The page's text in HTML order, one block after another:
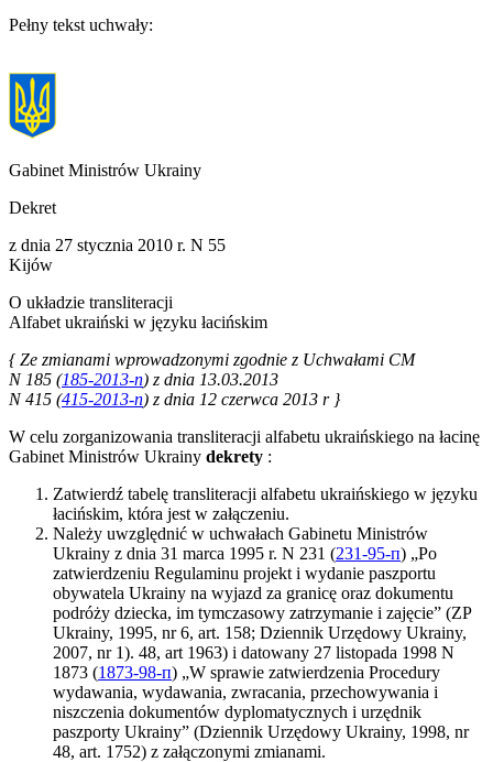
Pełny tekst uchwały:
Gabinet Ministrów Ukrainy
Dekret
z dnia 27 stycznia 2010 r. N 55
Kijów
O układzie transliteracji
Alfabet ukraiński w języku łacińskim
{ Ze zmianami wprowadzonymi zgodnie z Uchwałami CM
N 185 (185-2013-п) z dnia 13.03.2013
N 415 (415-2013-п) z dnia 12 czerwca 2013 r }
W celu zorganizowania transliteracji alfabetu ukraińskiego na łacinę
Gabinet Ministrów Ukrainy dekrety :
Zatwierdź tabelę transliteracji alfabetu ukraińskiego w języku
łacińskim, która jest w załączeniu.
Należy uwzględnić w uchwałach Gabinetu Ministrów
Ukrainy z dnia 31 marca 1995 r. N 231 (231-95-п) „Po
zatwierdzeniu Regulaminu projekt i wydanie paszportu
obywatela Ukrainy na wyjazd za granicę oraz dokumentu
podróży dziecka, im tymczasowy zatrzymanie i zajęcie” (ZP
Ukrainy, 1995, nr 6, art. 158; Dziennik Urzędowy Ukrainy,
2007, nr 1). 48, art 1963) i datowany 27 listopada 1998 N
1873 (1873-98-п) „W sprawie zatwierdzenia Procedury
wydawania, wydawania, zwracania, przechowywania i
niszczenia dokumentów dyplomatycznych i urzędnik
paszporty Ukrainy” (Dziennik Urzędowy Ukrainy, 1998, nr
48, art. 1752) z załączonymi zmianami.